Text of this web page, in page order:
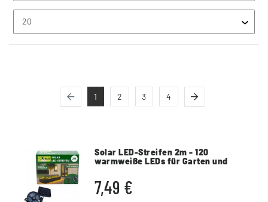
1 2 3 4
Solar LED-Streifen 2m - 120
warmweiße LEDs für Garten und
7,49 €